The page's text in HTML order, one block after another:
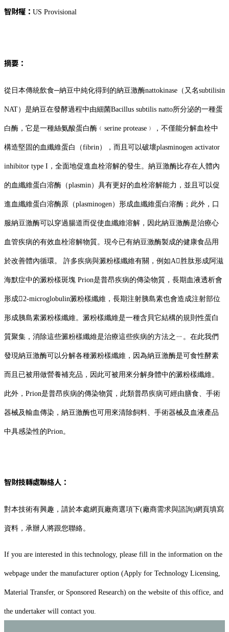
智財權： US Provisional
摘要：
從日本傳統飲食─納豆中純化得到的納豆激酶nattokinase（又名subtilisin
NAT）是納豆在發酵過程中由細菌Bacillus subtilis natto所分泌的一種蛋
白酶，它是一種絲氨酸蛋白酶﹙serine protease﹚，不僅能分解血栓中
構造堅固的血纖維蛋白（fibrin），而且可以破壞plasminogen activator
inhibitor type I，全面地促進血栓溶解的發生。納豆激酶比存在人體內
的血纖維蛋白溶酶（plasmin）具有更好的血栓溶解能力，並且可以促
進血纖維蛋白溶酶原（plasminogen）形成血纖維蛋白溶酶；此外，口
服納豆激酶可以穿過腸道而促使血纖維溶解，因此納豆激酶是治療心
血管疾病的有效血栓溶解物質。現今已有納豆激酶製成的健康食品用
於改善體內循環。 許多疾病與澱粉樣纖維有關，例如A胜肽形成阿滋
海默症中的澱粉樣斑塊 Prion是普昂疾病的傳染物質，長期血液透析會
形成2-microglobulin澱粉樣纖維，長期注射胰島素也會造成注射部位
形成胰島素澱粉樣纖維。澱粉樣纖維是一種含貝它結構的規則性蛋白
質聚集，消除這些澱粉樣纖維是治療這些疾病的方法之ㄧ。在此我們
發現納豆激酶可以分解各種澱粉樣纖維，因為納豆激酶是可食性酵素
而且已被用做營養補充品，因此可被用來分解身體中的澱粉樣纖維。
此外，Prion是普昂疾病的傳染物質，此類普昂疾病可經由膳食、手術
器械及輸血傳染，納豆激酶也可用來清除飼料、手術器械及血液產品
中具感染性的Prion。
智財技轉處聯絡人：
對本技術有興趣，請於本處網頁廠商選項下(廠商需求與諮詢)網頁填寫
資料，承辦人將跟您聯絡。
If you are interested in this technology, please fill in the information on the
webpage under the manufacturer option (Apply for Technology Licensing,
Material Transfer, or Sponsored Research) on the website of this office, and
the undertaker will contact you.